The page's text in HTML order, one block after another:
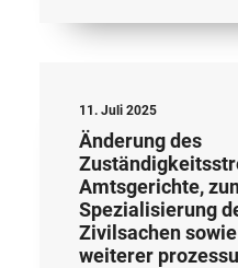
11. Juli 2025
Änderung des
Amtsgerichte,
Spezialisierung
Zivilsachen
weiterer